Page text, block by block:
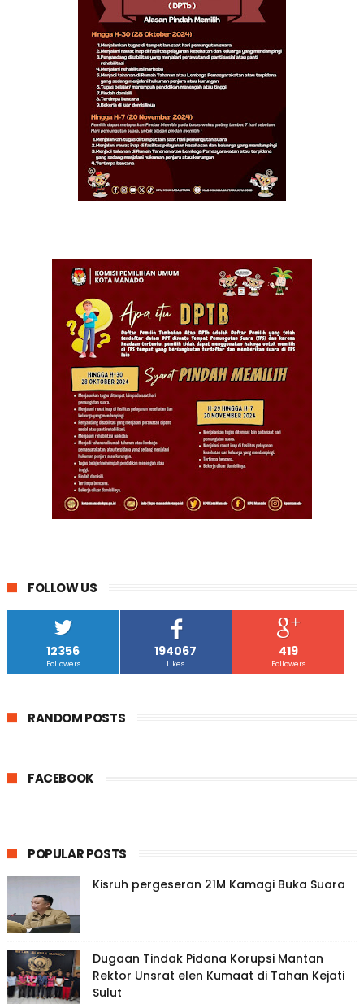
FOLLOW US
12356
Followers
194067
Likes
419
Followers
RANDOM POSTS
FACEBOOK
POPULAR POSTS
Kisruh pergeseran 21M Kamagi Buka Suara
Dugaan Tindak Pidana Korupsi Mantan
Rektor Unsrat elen Kumaat di Tahan Kejati
Sulut